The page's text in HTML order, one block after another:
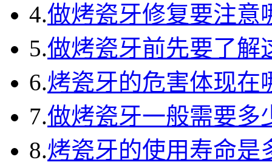
4.做烤瓷牙修复要注意
5.做烤瓷牙前先要了解
6.烤瓷牙的危害体现在
7.做烤瓷牙一般需要多
8.烤瓷牙的使用寿命是